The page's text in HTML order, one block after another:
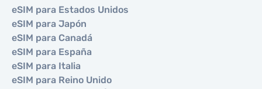
eSIM para Estados Unidos
eSIM para Japón
eSIM para Canadá
eSIM para España
eSIM para Italia
eSIM para Reino Unido